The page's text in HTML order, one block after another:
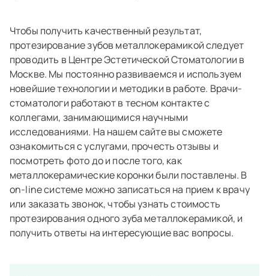
Чтобы получить качественный результат,
протезирование зубов металлокерамикой следует
проводить в Центре Эстетической Стоматологии в
Москве. Мы постоянно развиваемся и используем
новейшие технологии и методики в работе. Врачи-
стоматологи работают в тесном контакте с
коллегами, занимающимися научными
исследованиями. На нашем сайте вы сможете
ознакомиться с услугами, прочесть отзывы и
посмотреть фото до и после того, как
металлокерамические коронки были поставлены. В
on-line системе можно записаться на прием к врачу
или заказать звонок, чтобы узнать стоимость
протезирования одного зуба металлокерамикой, и
получить ответы на интересующие вас вопросы.